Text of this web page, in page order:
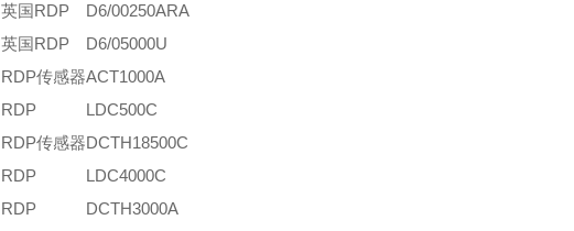
英国RDP
D6/00250ARA
英国RDP
D6/05000U
RDP传感器ACT1000A
RDP
LDC500C
RDP传感器DCTH18500C
RDP
LDC4000C
RDP
DCTH3000A